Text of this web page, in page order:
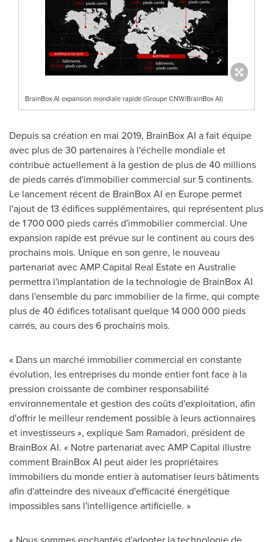
BrainBox AI expansion mondiale rapide (Groupe CNW/BrainBox AI)
Depuis sa création en mai 2019, BrainBox AI a fait équipe
avec plus de 30 partenaires à l'échelle mondiale et
contribue actuellement à la gestion de plus de 40 millions
de pieds carrés d'immobilier commercial sur 5 continents.
Le lancement récent de BrainBox AI en Europe permet
l'ajout de 13 édifices supplémentaires, qui représentent plus
de 1 700 000 pieds carrés d'immobilier commercial. Une
expansion rapide est prévue sur le continent au cours des
prochains mois. Unique en son genre, le nouveau
partenariat avec AMP Capital Real Estate en Australie
permettra l'implantation de la technologie de BrainBox AI
dans l'ensemble du parc immobilier de la firme, qui compte
plus de 40 édifices totalisant quelque 14 000 000 pieds
carrés, au cours des 6 prochains mois.
« Dans un marché immobilier commercial en constante
évolution, les entreprises du monde entier font face à la
pression croissante de combiner responsabilité
environnementale et gestion des coûts d'exploitation, afin
d'offrir le meilleur rendement possible à leurs actionnaires
et investisseurs », expliqueSam Ramadori, président de
BrainBox AI. « Notre partenariat avec AMP Capital illustre
comment BrainBox AI peut aider les propriétaires
immobiliers du monde entier à automatiser leurs bâtiments
afin d'atteindre des niveaux d'efficacité énergétique
impossibles sans l'intelligence artificielle. »